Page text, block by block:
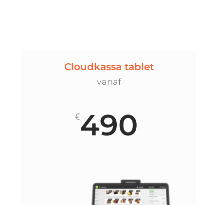
Cloudkassa tablet
vanaf
€490